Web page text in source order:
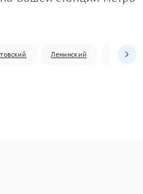
Ленинский